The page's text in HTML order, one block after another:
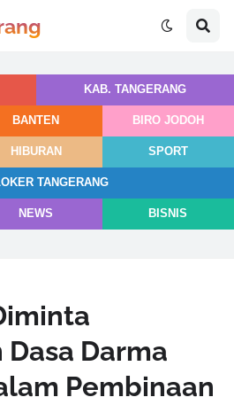
KAB. TANGERANG
BANTEN BIRO JODOH
HIBURAN SPORT
TANGERANG
NEWS BISNIS
Darma
Pembinaan